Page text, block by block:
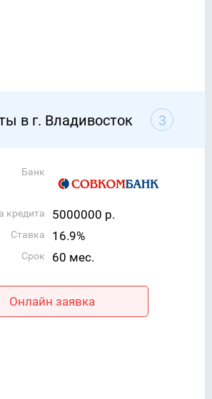
в г. Владивосток 3
Банк
кредита 5000000 р.
Ставка 16.9%
Срок 60 мес.
Онлайн заявка